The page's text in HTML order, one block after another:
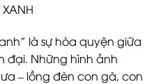
XANH
là sự hòa quyện giữa
đại. Những hình ảnh
– lồng đèn con gà, con